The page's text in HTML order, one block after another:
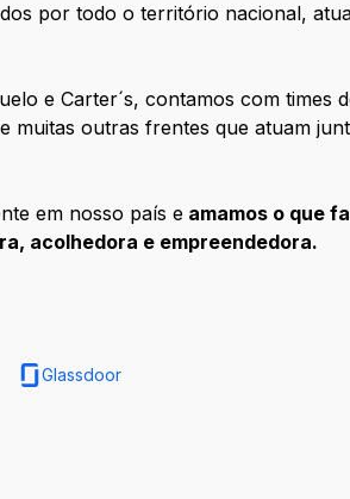
por todo o território nacional,
e Carter´s, contamos com
outras frentes que atuam
em nosso país e amamos o que
acolhedora e empreendedora.
Glassdoor